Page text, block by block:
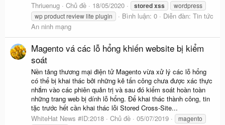
Thriuenug
Chủ đề 18/05/2020 storedxss
wordpress
wp product review lite plugin
Bình luận: 0 Diễn đàn: Tin tức
An ninh mạng
Magento vá các lỗ hổng khiến website bị kiểm
soát
Nền tảng thương mại điện tử Magento vừa xử lý các lỗ hổng
có thể bị khai thác bởi những kẻ tấn công chưa được xác thực
nhắm vào các phiên quản trị và sau đó kiểm soát hoàn toàn
những trang web bị dính lỗ hổng. Để khai thác thành công, tin
tặc trước hết cần khai thác lỗi Stored Cross-Site...
WhiteHat News #ID:2018
Chủ đề 05/07/2019 magento